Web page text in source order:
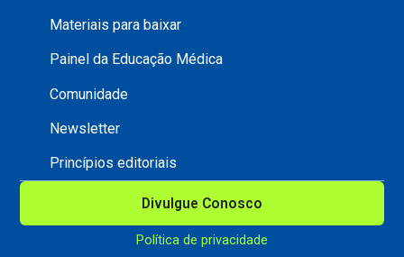
Materiais para baixar
Painel da Educação Médica
Comunidade
Newsletter
Princípios editoriais
Divulgue Conosco
Política de privacidade